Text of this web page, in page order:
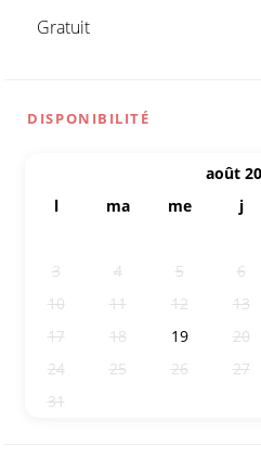
Gratuit
DISPONIBILITÉ
août
l
ma me j
3
4 5 6
10
11 12 13
17
18 19 20
24
25 26 27
31